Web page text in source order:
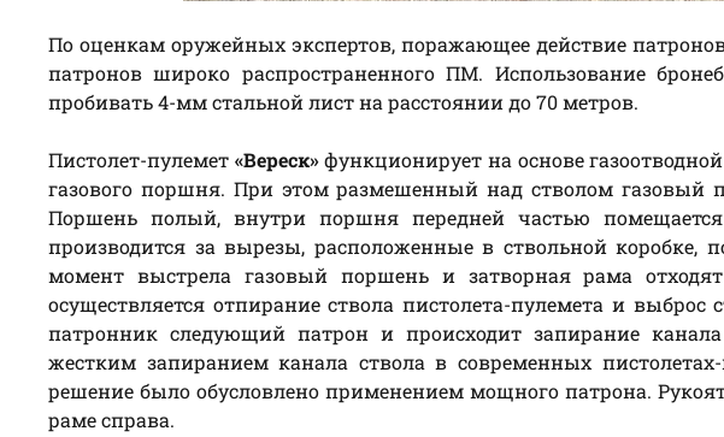
По оценкам оружейных экспертов, поражающее действие
патронов широко распространенного ПМ. Использование
пробивать 4-мм стальной лист на расстоянии до 70 метров.
Пистолет-пулемет «Вереск»функционирует на основе
газового поршня. При этом размешенный над стволом газовый
Поршень полый, внутри поршня передней частью
производится за вырезы, расположенные в ствольной коробке,
момент выстрела газовый поршень и затворная рама
осуществляется отпирание ствола пистолета-пулемета и выброс
патронник следующий патрон и происходит запирание
жестким запиранием канала ствола в современных пистолетах-
решение было обусловлено применением мощного патрона.
раме справа.